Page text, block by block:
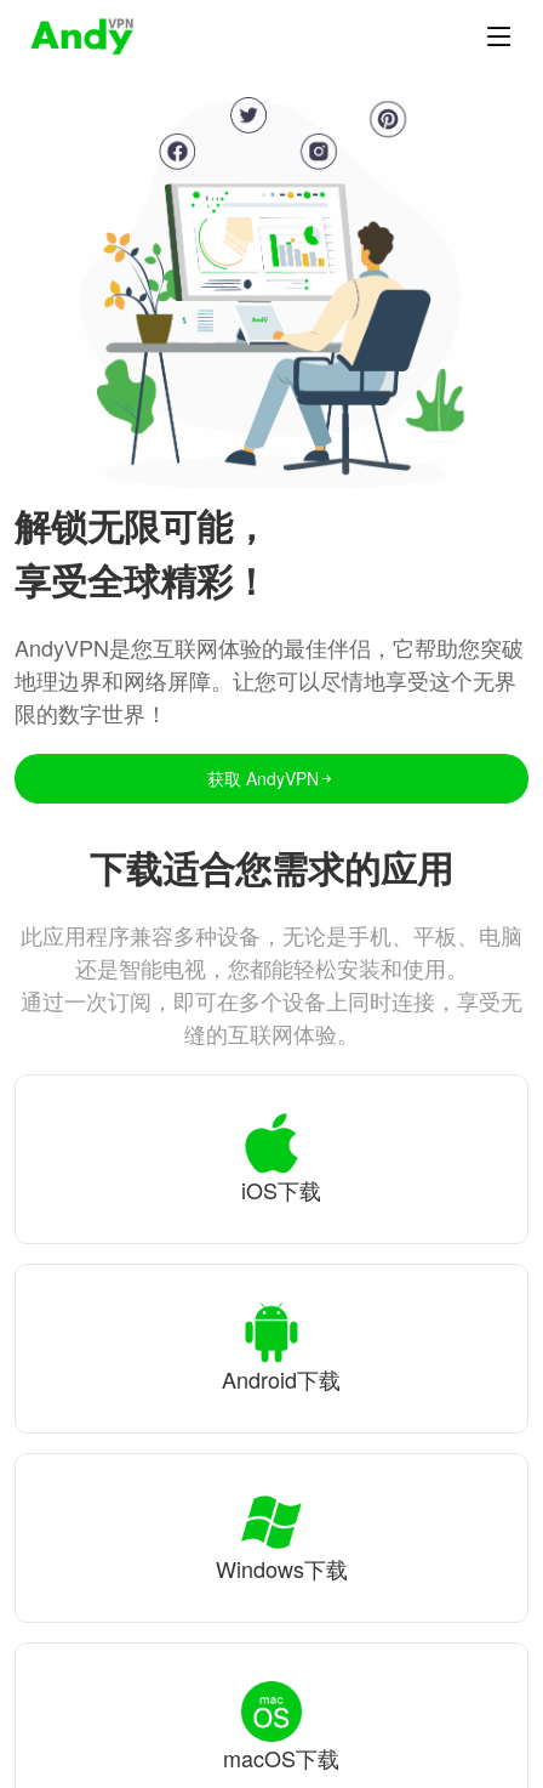
解锁无限可能，
享受全球精彩！
AndyVPN是您互联网体验的最佳伴侣，它帮助您突破
地理边界和网络屏障。让您可以尽情地享受这个无界
限的数字世界！
获取 AndyVPN
下载适合您需求的应用
此应用程序兼容多种设备，无论是手机、平板、电脑
还是智能电视，您都能轻松安装和使用。
通过一次订阅，即可在多个设备上同时连接，享受无
缝的互联网体验。
iOS下载
Android下载
Windows下载
macOS下载